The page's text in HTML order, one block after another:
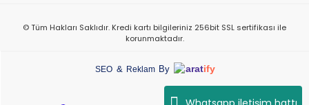
© Tüm Hakları Saklıdır. Kredi kartı bilgileriniz 256bit SSL sertifikası ile
korunmaktadır.
SEO & Reklam By aratify